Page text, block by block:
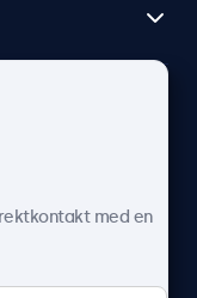
med en